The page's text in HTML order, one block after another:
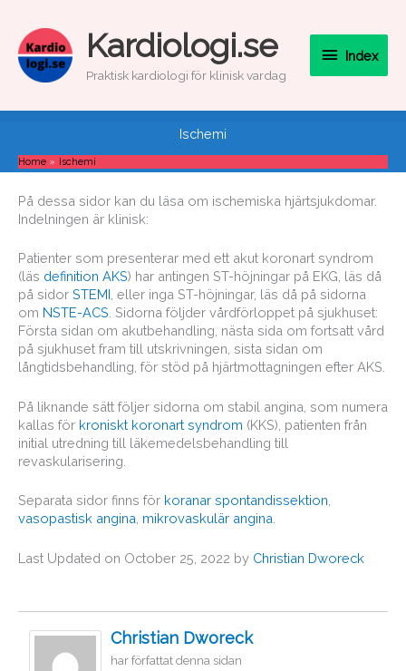
content
Kardiologi.se
Praktisk kardiologi för klinisk vardag
Index
Index
Ischemi
Home Ischemi
På dessa sidor kan du läsa om ischemiska hjärtsjukdomar.
Indelningen är klinisk:
Patienter som presenterar med ett akut koronart syndrom
(läs definition AKS) har antingen ST-höjningar på EKG, läs då
på sidor STEMI , eller inga ST-höjningar, läs då på sidorna
om NSTE-ACS. Sidorna följder vårdförloppet på sjukhuset:
Första sidan om akutbehandling, nästa sida om fortsatt vård
på sjukhuset fram till utskrivningen, sista sidan om
långtidsbehandling, för stöd på hjärtmottagningen efter AKS.
På liknande sätt följer sidorna om stabil angina, som numera
kallas för kroniskt koronart syndrom (KKS), patienten från
initial utredning till läkemedelsbehandling till
revaskularisering.
Separata sidor finns för koranar spontandissektion
vasopastisk angina mikrovaskulär angina
Last Updated on October 25, 2022 by Christian Dworeck
Christian Dworeck
har författat denna sidan